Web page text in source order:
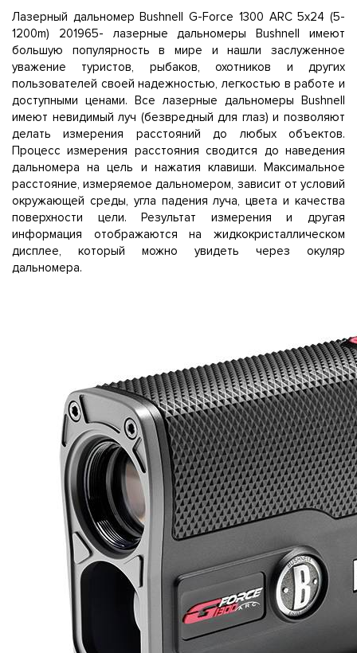
Лазерный дальномер Bushnell G-Force 1300 ARC 5x24 (5-
1200m) 201965- лазерные дальномеры Bushnell имеют
большую популярность в мире и нашли заслуженное
уважение туристов, рыбаков, охотников и других
пользователей своей надежностью, легкостью в работе и
доступными ценами. Все лазерные дальномеры Bushnell
имеют невидимый луч (безвредный для глаз) и позволяют
делать измерения расстояний до любых объектов.
Процесс измерения расстояния сводится до наведения
дальномера на цель и нажатия клавиши. Максимальное
расстояние, измеряемое дальномером, зависит от условий
окружающей среды, угла падения луча, цвета и качества
поверхности цели. Результат измерения и другая
информация отображаются на жидкокристаллическом
дисплее, который можно увидеть через окуляр
дальномера.